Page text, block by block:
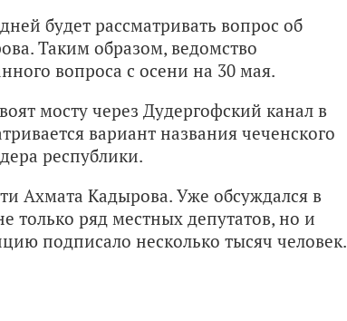
будет рассматривать вопрос об
Таким образом, ведомство
вопроса с осени на 30 мая.
мосту через Дудергофский канал в
вариант названия чеченского
республики.
Ахмата Кадырова. Уже обсуждался в
только ряд местных депутатов, но и
подписало несколько тысяч человек.